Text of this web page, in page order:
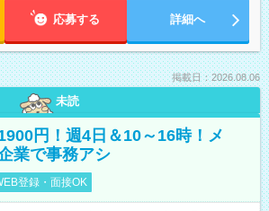
応募する 詳細へ
掲載日：2026.08.06
未読
円！週4日＆10～16時！メ
業で事務アシ
登録・面接OK